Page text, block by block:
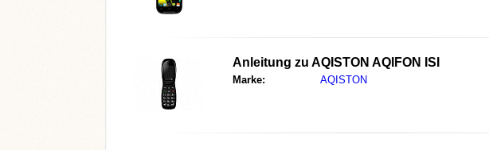
Anleitung zu AQISTON AQIFON ISI
Marke: AQISTON